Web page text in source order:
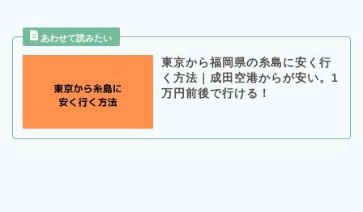
東京から福岡県の糸島に安く行
く方法｜成田空港からが安い。1
万円前後で行ける！